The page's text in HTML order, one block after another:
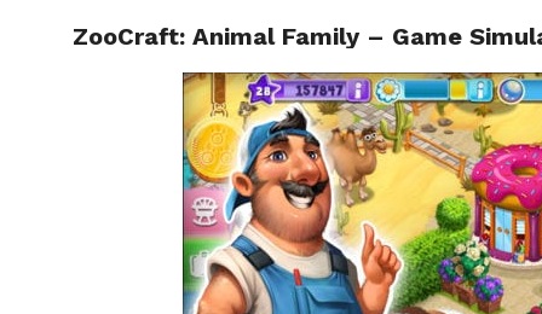
HOME
ZooCraft: Animal Family – Game